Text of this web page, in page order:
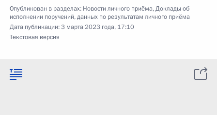
Опубликован в разделах: Новости личного приёма,Доклады об
исполнении поручений, данных по результатам личного приёма
Дата публикации:3 марта 2023 года, 17:10
Текстовая версия